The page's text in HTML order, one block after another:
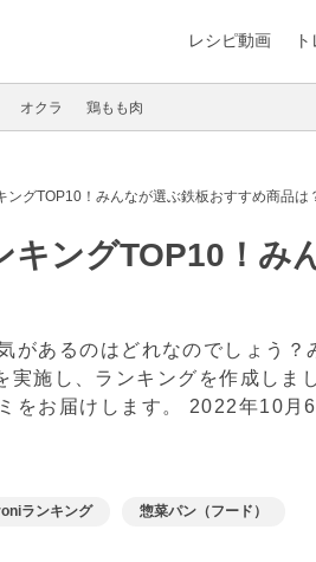
レシピ動画
オクラ 鶏もも肉
ングTOP10！みんなが選ぶ鉄板おすすめ商品は
キングTOP10！み
があるのはどれなのでしょう？
施し、ランキングを作成しま
をお届けします。 2022年10月
ランキング 惣菜パン（フード）